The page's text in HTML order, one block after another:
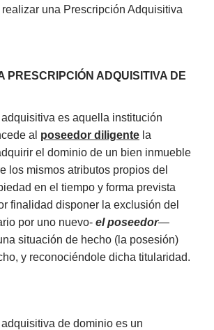
una Prescripción Adquisitiva
PRESCRIPCIÓN ADQUISITIVA DE
es aquella institución
al poseedor diligente la
el dominio de un bien inmueble
los mismos atributos propios del
en el tiempo y forma prevista
finalidad disponer la exclusión del
por uno nuevo- el poseedor—
situación de hecho (la posesión)
y reconociéndole dicha titularidad.
de dominio es un